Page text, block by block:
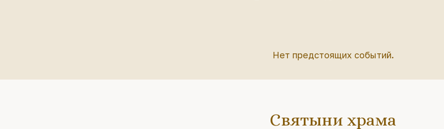
Нет предстоящих событий.
Святыни храма